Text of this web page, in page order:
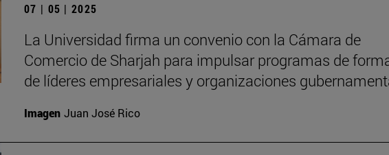
07 | 05 | 2025
La Universidad firma un convenio con la Cámara de
Comercio de Sharjah para impulsar programas de
de líderes empresariales y organizaciones
Imagen Juan José Rico